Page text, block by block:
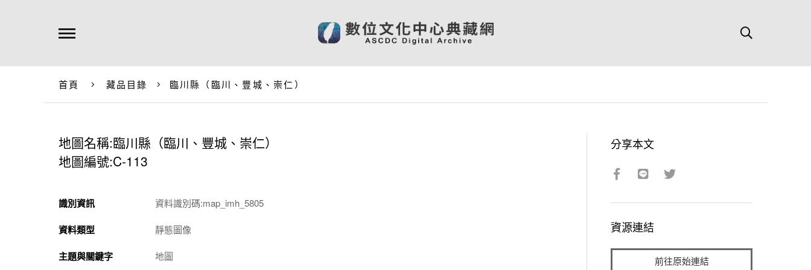
首頁 藏品目錄 臨川縣（臨川、豐城、崇仁）
地圖名稱:臨川縣（臨川、豐城、崇仁）
地圖編號:C-113
識別資訊 資料識別碼:map_imh_5805
資料類型 靜態圖像
主題與關鍵字 地圖
分享本文
資源連結
前往原始連結